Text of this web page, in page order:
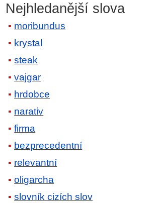
Nejhledanější slova
moribundus
krystal
steak
vajgar
hrdobce
narativ
firma
bezprecedentní
relevantní
oligarcha
slovník cizích slov